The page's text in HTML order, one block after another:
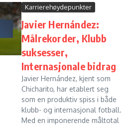
Karrierehøydepunkter
Javier Hernández:
Målrekorder, Klubb
suksesser,
Internasjonale bidrag
Javier Hernández, kjent som
Chicharito, har etablert seg
som en produktiv spiss i både
klubb- og internasjonal fotball.
Med en imponerende måltotal